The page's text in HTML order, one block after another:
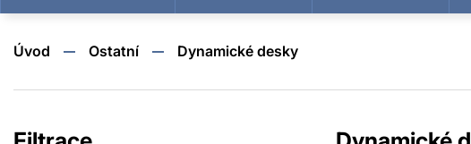
Stavebnictví
Příslušenství
Metry, pásma, kolečka
Pásma
Měření veličin
Ostatní
Geodézie
Hřeby
Úvod Ostatní Dynamické desky